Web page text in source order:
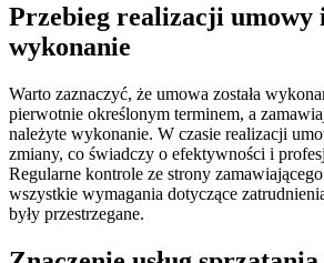
Przebieg realizacji umowy
wykonanie
Warto zaznaczyć, że umowa została
pierwotnie określonym terminem, a
należyte wykonanie. W czasie realizacji
zmiany, co świadczy o efektywności i
Regularne kontrole ze strony
wszystkie wymagania dotyczące
były przestrzegane.